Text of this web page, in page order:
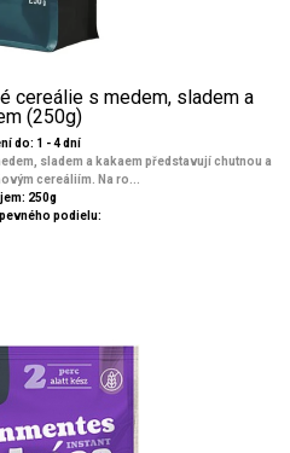
cereálie s medem, sladem a
(250g)
do: 1 - 4 dní
sladem a kakaem představují chutnou a
cereáliím. Na ro...
250g
podielu: